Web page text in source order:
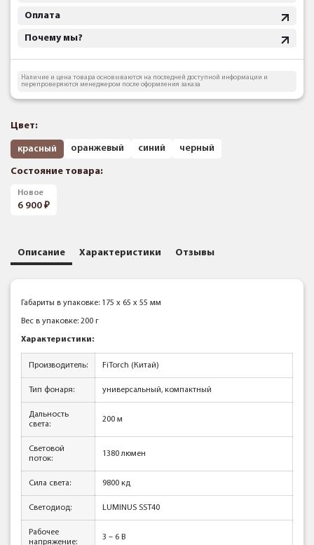
Оплата
Почему мы?
Наличие и цена товара основываются на последней доступной информации и
перепроверяются менеджером после оформления заказа
Цвет:
красный оранжевый синий черный
Состояние товара:
Новое
6 900
Описание Характеристики Отзывы
Габариты в упаковке: 175 x 65 x 55 мм
Вес в упаковке: 200 г
Характеристики:
Производитель: FiTorch (Китай)
Тип фонаря: универсальный, компактный
Дальность
света:
200 м
Световой
поток:
1380 люмен
Сила света: 9800 кд
Светодиод: LUMINUS SST40
Рабочее
напряжение:
3 – 6 В